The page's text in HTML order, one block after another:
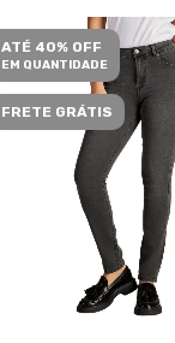
ATÉ 40% OFF
EM QUANTIDADE
FRETE GRÁTIS